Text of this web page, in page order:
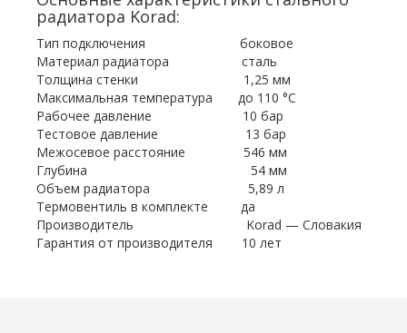
радиатора Korad:
Тип подключения боковое
Материал радиатора сталь
Толщина стенки 1,25 мм
Максимальная температура до 110 °С
Рабочее давление 10 бар
Тестовое давление 13 бар
Межосевое расстояние 546 мм
Глубина 54 мм
Объем радиатора 5,89 л
Термовентиль в комплекте да
Производитель Korad — Словакия
Гарантия от производителя 10 лет